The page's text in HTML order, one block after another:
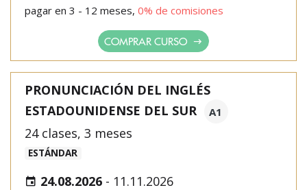
pagar en 3 - 12 meses, 0% de comisiones
COMPRAR CURSO
PRONUNCIACIÓN DEL INGLÉS
ESTADOUNIDENSE DEL SUR
A1
24 clases, 3 meses
ESTÁNDAR
24.08.2026 - 11.11.2026